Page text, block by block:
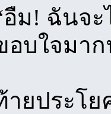
ม! ฉันจะ
อบใจมา
ยประโย